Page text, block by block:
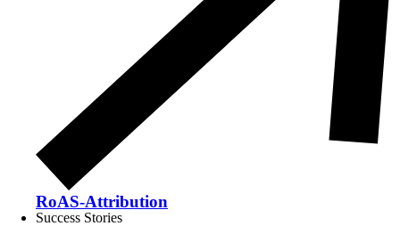
RoAS-Attribution
Success Stories